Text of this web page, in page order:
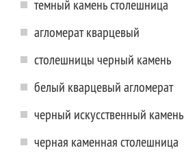
темный камень столешница
агломерат кварцевый
столешницы черный камень
белый кварцевый агломерат
черный искусственный камень
черная каменная столешница